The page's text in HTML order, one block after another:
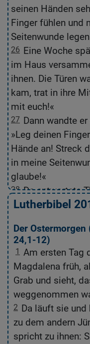
seinen Händen
Finger fühlen und
Seitenwunde
26 Eine Woche
im Haus
ihnen. Die Türen
kam, trat in ihre
mit euch!«
27 Dann wandte
»Leg deinen
Hände an! Streck
in meine
glaube!«
28 Da antwortete
Gott!«
mich gesehen
mich nicht sehen
Der Zweck dieses
30 Jesus tat vor
viele andere
Buch stehen.
31
Was aber in
aufgeschrieben,
Lutherbibel
Der Ostermorgen
24,1-12)
1 Am ersten Tag
Magdalena früh,
Grab und sieht,
weggenommen
2 Da läuft sie
zu dem andern
spricht zu ihnen: